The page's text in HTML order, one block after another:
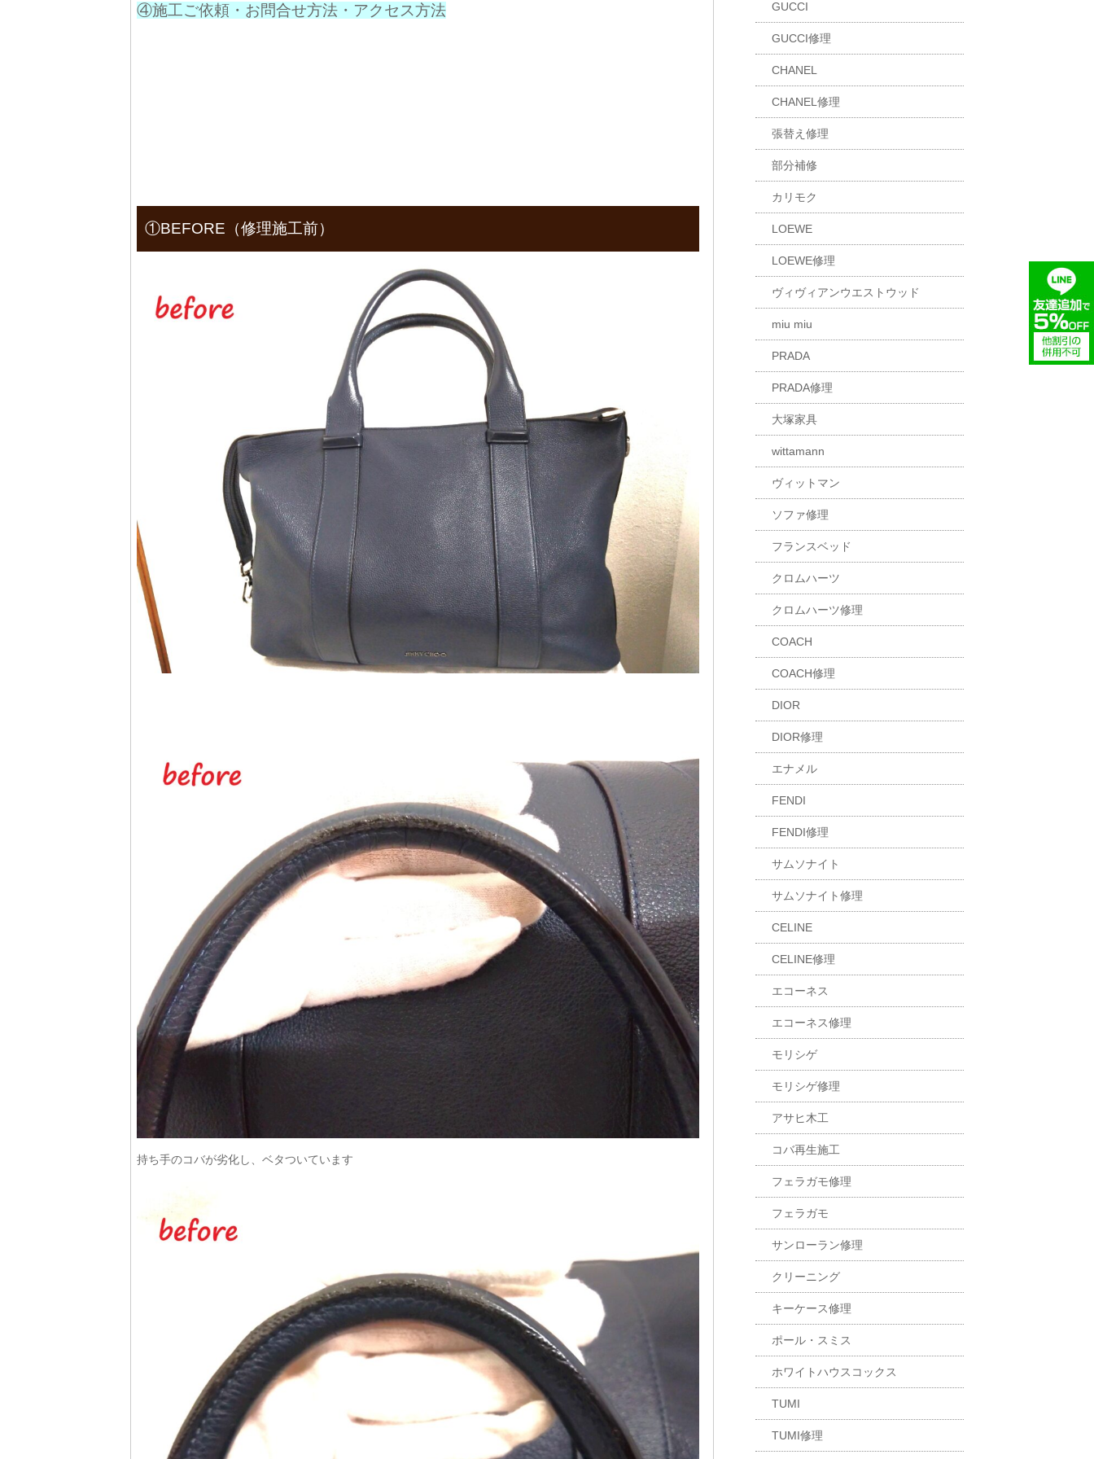
④施工ご依頼・お問合せ方法・アクセス方法
①BEFORE（修理施工前）
持ち手のコバが劣化し、ベタついています
GUCCI
GUCCI修理
CHANEL
CHANEL修理
張替え修理
部分補修
カリモク
LOEWE
LOEWE修理
ヴィヴィアンウエストウッド
miu miu
PRADA
PRADA修理
大塚家具
wittamann
ヴィットマン
ソファ修理
フランスベッド
クロムハーツ
クロムハーツ修理
COACH
COACH修理
DIOR
DIOR修理
エナメル
FENDI
FENDI修理
サムソナイト
サムソナイト修理
CELINE
CELINE修理
エコーネス
エコーネス修理
モリシゲ
モリシゲ修理
アサヒ木工
コバ再生施工
フェラガモ修理
フェラガモ
サンローラン修理
クリーニング
キーケース修理
ポール・スミス
ホワイトハウスコックス
TUMI
TUMI修理